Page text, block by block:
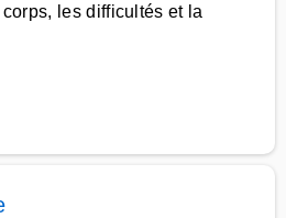
les difficultés et la